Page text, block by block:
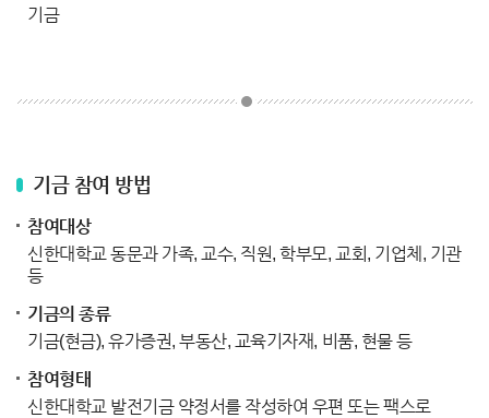
기금
기금 참여 방법
참여대상
신한대학교 동문과 가족, 교수, 직원, 학부모, 교회, 기업체, 기관
등
기금의 종류
기금(현금), 유가증권, 부동산, 교육기자재, 비품, 현물 등
참여형태
신한대학교 발전기금 약정서를 작성하여 우편 또는 팩스로